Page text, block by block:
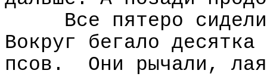
Все пятеро
Вокруг бегало десятка
псов.
Они рычали,